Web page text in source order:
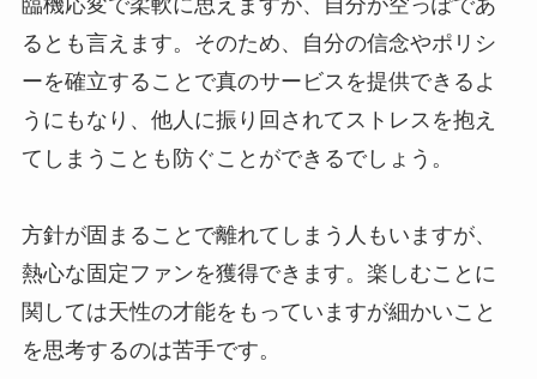
るとも言えます。そのため、自分の信念やポリシ
ーを確立することで真のサービスを提供できるよ
うにもなり、他人に振り回されてストレスを抱え
てしまうことも防ぐことができるでしょう。
方針が固まることで離れてしまう人もいますが、
熱心な固定ファンを獲得できます。楽しむことに
関しては天性の才能をもっていますが細かいこと
を思考するのは苦手です。